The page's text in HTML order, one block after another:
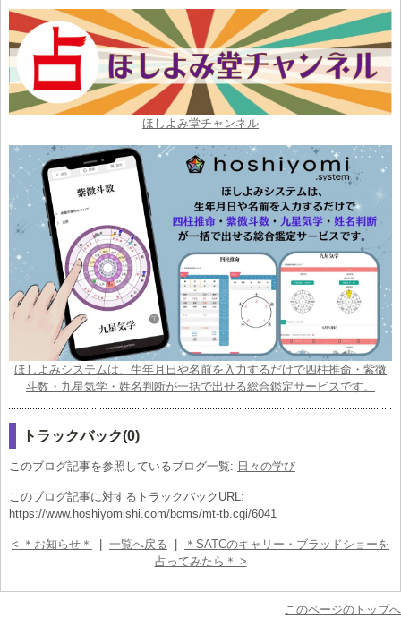
ほしよみ堂チャンネル
ほしよみシステムは、生年月日や名前を入力するだけで四柱推命・紫微
斗数・九星気学・姓名判断が一括で出せる総合鑑定サービスです。
トラックバック(0)
このブログ記事を参照しているブログ一覧: 日々の学び
このブログ記事に対するトラックバックURL:
https://www.hoshiyomishi.com/bcms/mt-tb.cgi/6041
< ＊お知らせ＊ 一覧へ戻る
＊SATCのキャリー・ブラッドショーを
占ってみたら＊ >
このページのトップへ